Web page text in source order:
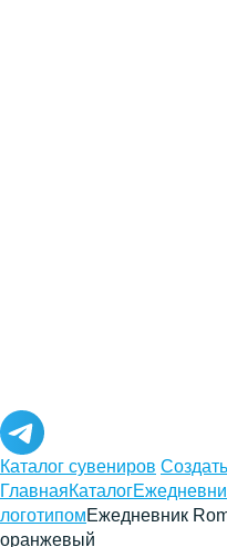
Каталог сувениров
ГлавнаяКаталог
логотипомЕжедневник
оранжевый